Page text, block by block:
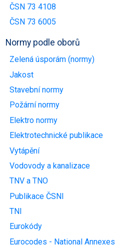
ČSN 73 4108
ČSN 73 6005
Normy podle oborů
Zelená úsporám (normy)
Jakost
Stavební normy
Požární normy
Elektro normy
Elektrotechnické publikace
Vytápění
Vodovody a kanalizace
TNV a TNO
Publikace ČSNI
TNI
Eurokódy
Eurocodes - National Annexes